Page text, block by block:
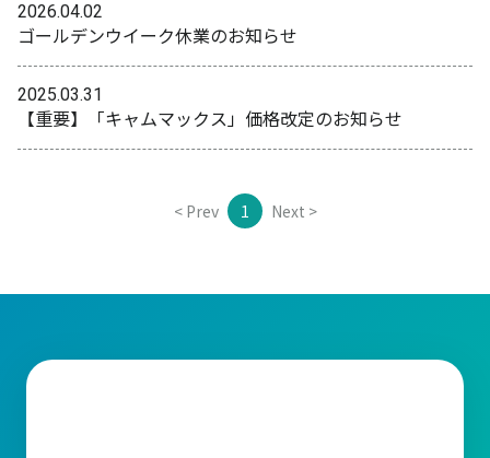
2026.04.02
ゴールデンウイーク休業のお知らせ
2025.03.31
【重要】「キャムマックス」価格改定のお知らせ
< Prev 1 Next >